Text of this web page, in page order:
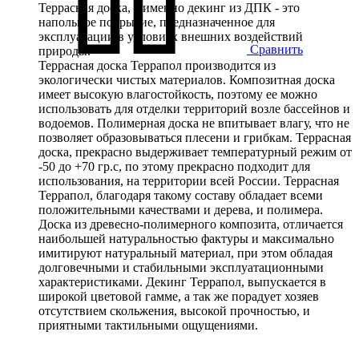
Сравнить
Террасная доска, а именно декинг из ДПК - это
напольное покрытие, предназначенное для
эксплуатации в условиях внешних воздействий
природы.
Террасная доска Террапол производится из
экологически чистых материалов. Композитная доска
имеет высокую влагостойкость, поэтому ее можно
использовать для отделки территорий возле бассейнов и
водоемов. Полимерная доска не впитывает влагу, что не
позволяет образовываться плесени и грибкам. Террасная
доска, прекрасно выдерживает температурный режим от
-50 до +70 гр.с, по этому прекрасно подходит для
использования, на территории всей России. Террасная
Террапол, благодаря такому составу обладает всеми
положительными качествами и дерева, и полимера.
Доска из древесно-полимерного композита, отличается
наибольшей натуральностью фактуры и максимально
имитируют натуральный материал, при этом обладая
долговечными и стабильными эксплуатационными
характеристиками. Декинг Террапол, выпускается в
широкой цветовой гамме, а так же порадует хозяев
отсутствием скольжения, высокой прочностью, и
приятными тактильными ощущениями.